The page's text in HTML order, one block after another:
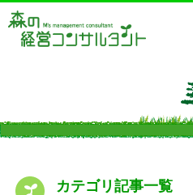
カテゴリ記事一覧